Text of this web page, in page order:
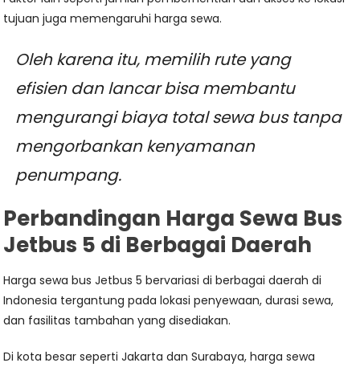
tujuan juga memengaruhi harga sewa.
Oleh karena itu, memilih rute yang
efisien dan lancar bisa membantu
mengurangi biaya total sewa bus tanpa
mengorbankan kenyamanan
penumpang.
Perbandingan Harga Sewa Bus
Jetbus 5 di Berbagai Daerah
Harga sewa bus Jetbus 5 bervariasi di berbagai daerah di
Indonesia tergantung pada lokasi penyewaan, durasi sewa,
dan fasilitas tambahan yang disediakan.
Di kota besar seperti Jakarta dan Surabaya, harga sewa